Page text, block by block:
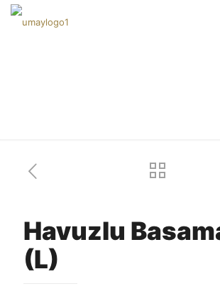
Havuzlu
(L)